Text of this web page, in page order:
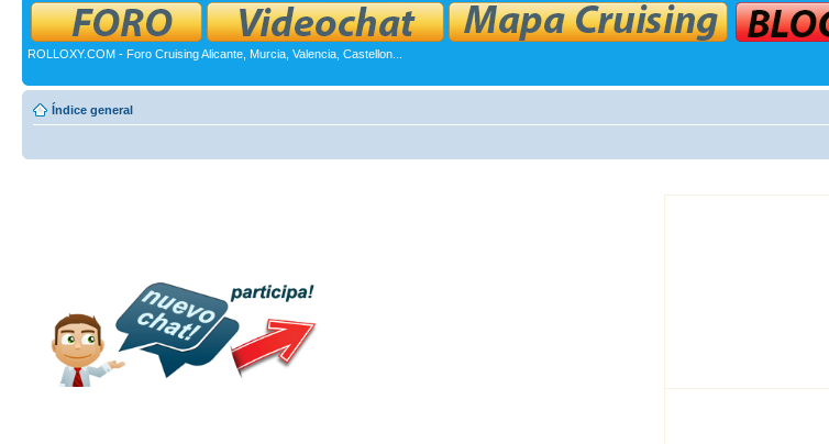
ROLLOXY.COM - Foro Cruising Alicante, Murcia, Valencia, Castellon...
Índice general